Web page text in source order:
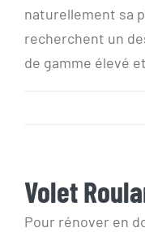
naturellement sa
recherchent un
de gamme élevé
Volet
Volet
Pour rénover en